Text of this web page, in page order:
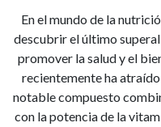
En el mundo de la
descubrir el último
promover la salud y el
recientemente ha
notable compuesto
con la potencia de la